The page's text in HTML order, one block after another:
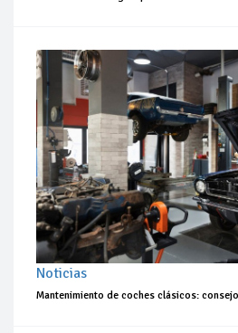
Noticias
Mantenimiento de coches clásicos: